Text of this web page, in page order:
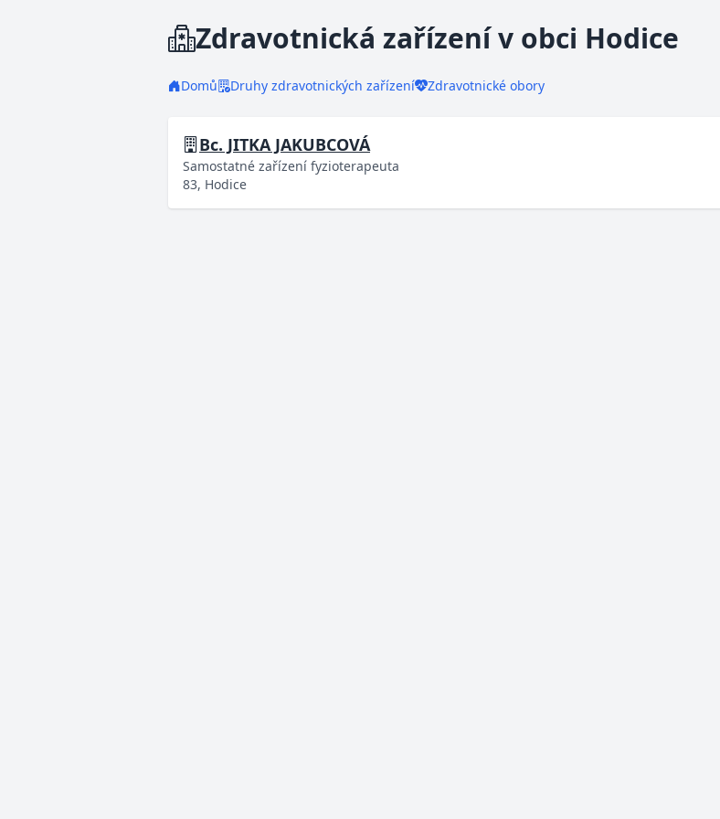
Zdravotnická zařízení v obci Hodice
Domů Druhy zdravotnických zařízení Zdravotnické obory
Bc. JITKA JAKUBCOVÁ
Samostatné zařízení fyzioterapeuta
83, Hodice